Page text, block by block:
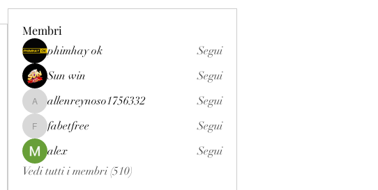
Membri
phimhay ok
Segui
Sun win
Segui
allenreynoso1756332
allenreynoso1756332 Segui
fabetfree
fabetfree
Segui
alex
Segui
Vedi tutti i membri (510)